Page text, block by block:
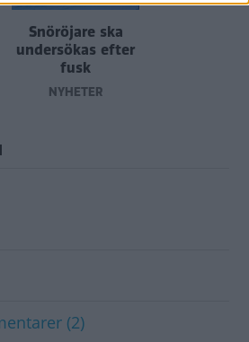
Snöröjare ska
undersökas efter
fusk
NYHETER
(2)